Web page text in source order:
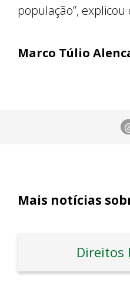
população”,
Marco Túlio
Mais notícias
Direitos